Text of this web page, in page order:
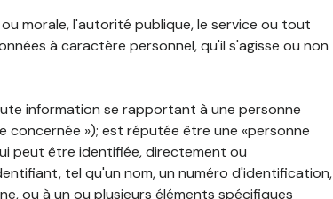
morale, l'autorité publique, le service ou tout
à caractère personnel, qu'il s'agisse ou non
information se rapportant à une personne
concernée »); est réputée être une «personne
peut être identifiée, directement ou
tel qu'un nom, un numéro d'identification,
ou à un ou plusieurs éléments spécifiques